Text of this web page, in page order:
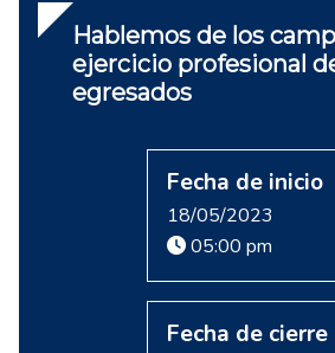
Hablemos de los
ejercicio profesional
egresados
Fecha de inicio
18/05/2023
05:00 pm
Fecha de cierre